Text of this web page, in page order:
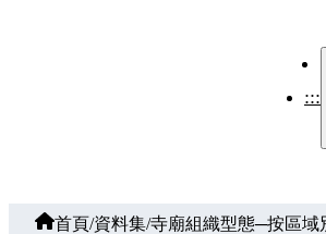
:::
首頁/資料集/寺廟組織型態─按區域